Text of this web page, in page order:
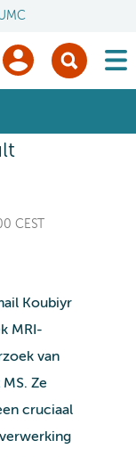
CEST
Koubiyr
MRI-
van
Ze
cruciaal